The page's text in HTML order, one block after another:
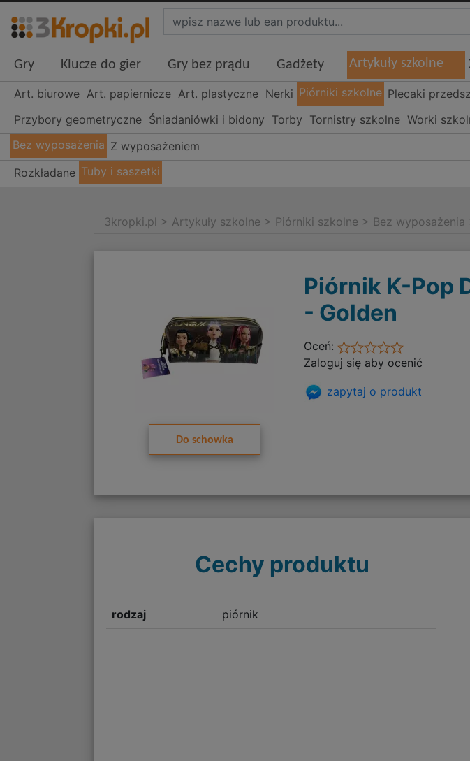
Gry Klucze do gier Gry bez prądu Gadżety Artykuły szkolne
Art. biurowe Art. papiernicze Art. plastyczne Nerki Piórniki szkolne Plecaki
Przybory geometryczne Śniadaniówki i bidony Torby Tornistry szkolne Worki
Bez wyposażenia Z wyposażeniem
Rozkładane Tuby i saszetki
3kropki.pl > Artykuły szkolne > Piórniki szkolne > Bez wyposażenia
Do schowka
Piórnik K-Pop
- Golden
Oceń:
Zaloguj się aby ocenić
zapytaj o produkt
Cechy produktu
rodzaj piórnik